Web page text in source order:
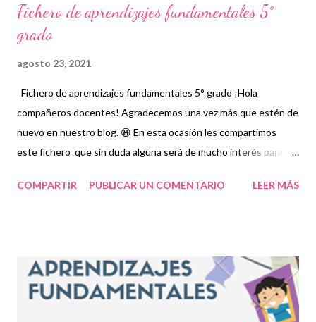
Fichero de aprendizajes fundamentales 5°
grado
agosto 23, 2021
Fichero de aprendizajes fundamentales 5° grado ¡Hola
compañeros docentes! Agradecemos una vez más que estén de
nuevo en nuestro blog. 😀 En esta ocasión les compartimos
este fichero que sin duda alguna será de mucho interés para
herramienta didáctica que tiene como propósito fomentar
proceso de enseñanza en educación básica. Los ficheros de
aprendizajes fundamentales, como su nombre lo indica, contiene
información, prácticas y elementos fundamentales para que los
COMPARTIR PUBLICAR UN COMENTARIO LEER MÁS